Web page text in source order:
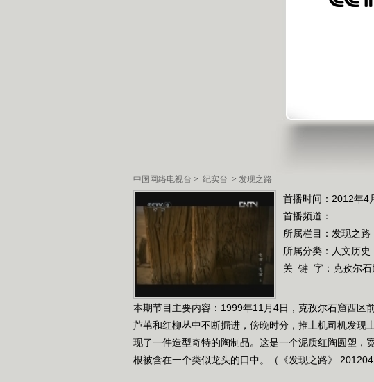
中国网络电视台 > 纪实台 > 发现之路
首播时间：2012年4
首播频道：
所属栏目： 发现之路
所属分类：人文历史
关 键 字： 克孜尔石
本期节目主要内容：1999年11月4日，克孜尔石窟西区
芦苇和红柳丛中不断掘进，傍晚时分，推土机司机发现
现了一件造型奇特的陶制品。这是一个泥质红陶圆塑，
根被含在一个类似龙头的口中。（《发现之路》